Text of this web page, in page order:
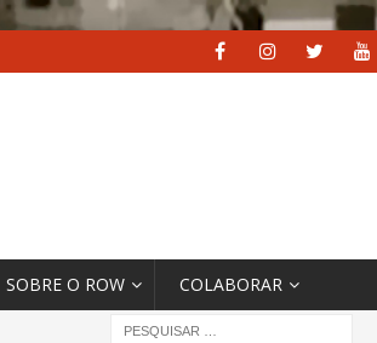
SOBRE O ROW COLABORAR